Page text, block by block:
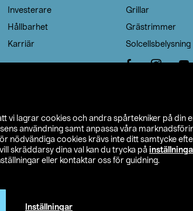
vi lagrar cookies och andra spårtekniker på din
användning samt anpassa våra
nödvändiga cookies krävs inte ditt samtycke
skräddarsy dina val kan du trycka på
eller kontaktar oss för guidning.
Inställningar
Investerare
Hållbarhet
Karriär
Grillar
Grästrimmer
Solcellsbelysning